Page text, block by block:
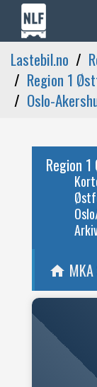
Lastebil.no
Region 1
Oslo-
Region
home